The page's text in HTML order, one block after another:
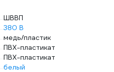
ШВВП
380 В
медь/пластик
ПВХ-пластикат
ПВХ-пластикат
белый